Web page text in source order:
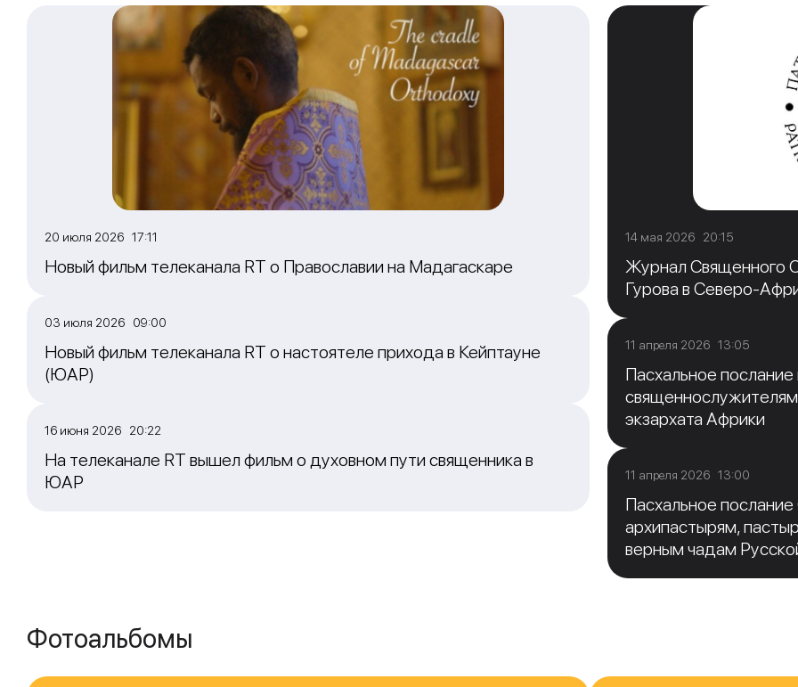
20 июля 2026 17:11
Новый фильм телеканала RT о Православии на Мадагаскаре
03 июля 2026 09:00
Новый фильм телеканала RT о настоятеле прихода в Кейптауне
(ЮАР)
16 июня 2026 20:22
На телеканале RT вышел фильм о духовном пути священника в
ЮАР
14 мая 2026 20:15
Журнал Священного
Гурова в Северо-
11 апреля 2026 13:05
Пасхальное
экзархата Африки
11 апреля 2026 13:00
Пасхальное
архипастырям,
верным чадам
Фотоальбомы